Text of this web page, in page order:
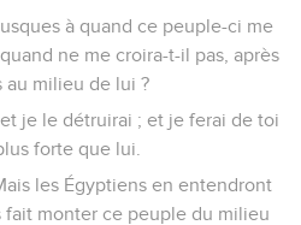
à quand ce peuple-ci me
ne me croira-t-il pas, après
au milieu de lui ?
je le détruirai ; et je ferai de toi
forte que lui.
les Égyptiens en entendront
fait monter ce peuple du milieu